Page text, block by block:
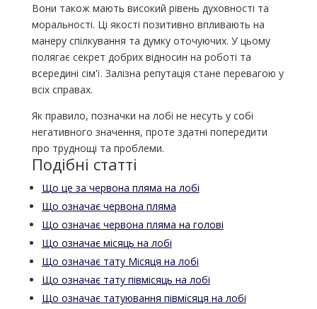
Вони також мають високий рівень духовності та
моральності. Ці якості позитивно впливають на
манеру спілкування та думку оточуючих. У цьому
полягає секрет добрих відносин на роботі та
всередині сім'ї. Залізна репутація стане перевагою у
всіх справах.
Як правило, позначки на лобі не несуть у собі
негативного значення, проте здатні попередити
про труднощі та проблеми.
Подібні статті
Що це за червона пляма на лобі
Що означає червона пляма
Що означає червона пляма на голові
Що означає місяць на лобі
Що означає тату Місяця на лобі
Що означає тату півмісяць на лобі
Що означає татуювання півмісяця на лобі